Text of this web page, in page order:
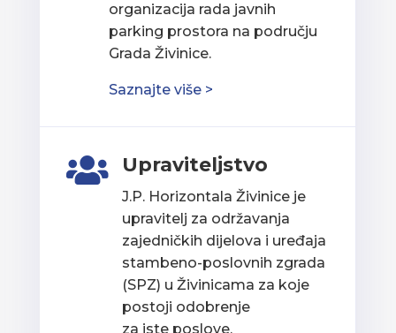
organizacija rada javnih
parking prostora na području
Grada Živinice.
Saznajte više >
 Upraviteljstvo
J.P. Horizontala Živinice je
upravitelj za održavanja
zajedničkih dijelova i uređaja
stambeno-poslovnih zgrada
(SPZ) u Živinicama za koje
postoji odobrenje
za iste poslove.